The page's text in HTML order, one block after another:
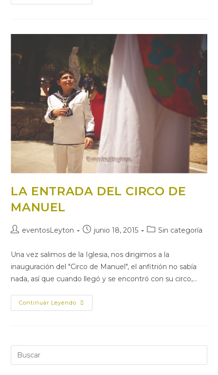
LA ENTRADA DEL CIRCO DE
MANUEL
eventosLeyton junio 18, 2015 Sin categoría
Una vez salimos de la Iglesia, nos dirigimos a la
inauguración del "Circo de Manuel", el anfitrión no sabía
nada, así que cuando llegó y se encontró con su circo,…
Continuar Leyendo